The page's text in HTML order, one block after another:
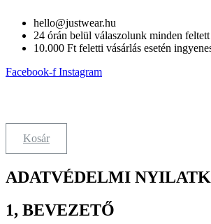
content
hello@justwear.hu
24 órán belül válaszolunk minden feltett
10.000 Ft feletti vásárlás esetén
Facebook-f Instagram
Kosár
ADATVÉDELMI
1, BEVEZETŐ